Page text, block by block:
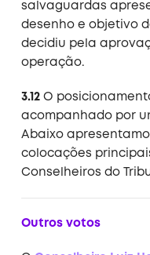
salvaguardas
desenho e objetivo
decidiu pela
operação.
3.12O
acompanhado por
Abaixo
colocações
Conselheiros do
Outros votos